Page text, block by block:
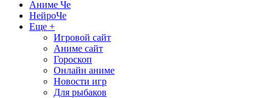
Аниме Че
НейроЧе
Еще +
Игровой сайт
Аниме сайт
Гороскоп
Онлайн аниме
Новости игр
Для рыбаков